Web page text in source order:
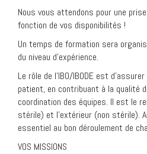
Nous vous attendons pour une
fonction de vos disponibilités !
Un temps de formation sera
du niveau d’expérience.
Le rôle de l’IBO/IBODE est
patient, en contribuant à la qualité
coordination des équipes. Il est le
stérile) et l’extérieur (non stérile).
essentiel au bon déroulement de
VOS MISSIONS